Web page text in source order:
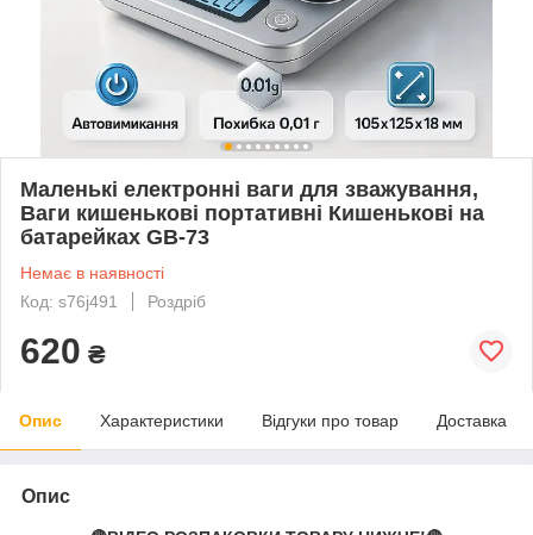
Маленькі електронні ваги для зважування,
Ваги кишенькові портативні Кишенькові на
батарейках GB-73
Немає в наявності
Код: s76j491
Роздріб
620 ₴
Опис Характеристики Відгуки про товар Доставка
Опис